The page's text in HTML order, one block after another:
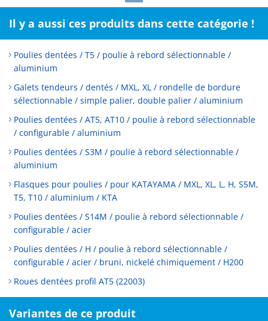
Il y a aussi ces produits dans cette catégorie !
Poulies dentées / T5 / poulie à rebord sélectionnable /
aluminium
Galets tendeurs / dentés / MXL, XL / rondelle de bordure
sélectionnable / simple palier, double palier / aluminium
Poulies dentées / AT5, AT10 / poulie à rebord sélectionnable
/ configurable / aluminium
Poulies dentées / S3M / poulie à rebord sélectionnable /
aluminium
Flasques pour poulies / pour KATAYAMA / MXL, XL, L, H, S5M,
T5, T10 / aluminium / KTA
Poulies dentées / S14M / poulie à rebord sélectionnable /
configurable / acier
Poulies dentées / H / poulie à rebord sélectionnable /
configurable / acier / bruni, nickelé chimiquement / H200
Roues dentées profil AT5 (22003)
Variantes de ce produit